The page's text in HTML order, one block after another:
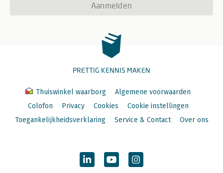
Aanmelden
PRETTIG KENNIS MAKEN
Thuiswinkel waarborg
Algemene voorwaarden
Colofon
Privacy Cookies
Cookie instellingen
Toegankelijkheidsverklaring
Service & Contact Over ons